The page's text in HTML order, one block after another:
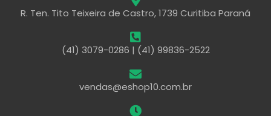
R. Ten. Tito Teixeira de Castro, 1739 Curitiba Paraná
(41) 3079-0286 | (41) 99836-2522
vendas@eshop10.com.br